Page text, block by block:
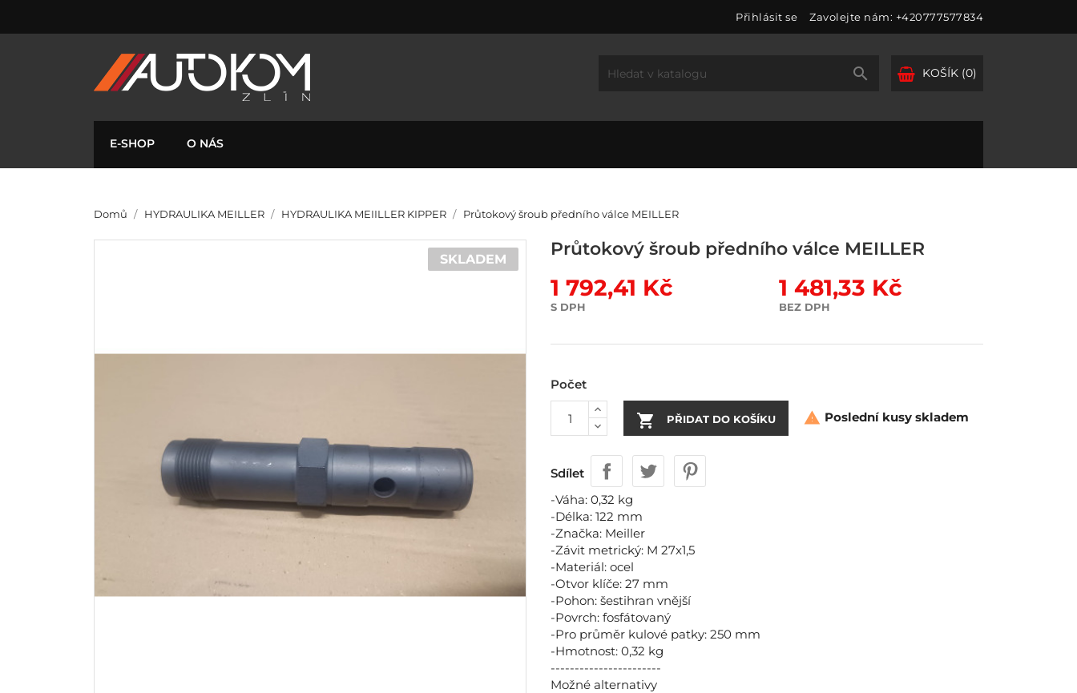
Přihlásit se Zavolejte nám: +420777577834
KOŠÍK (0)

E-SHOP O NÁS
Domů HYDRAULIKA MEILLER HYDRAULIKA MEIILLER KIPPER Průtokový šroub předního válce MEILLER
SKLADEM Průtokový šroub předního válce MEILLER
1 792,41 Kč
S DPH
1 481,33 Kč
BEZ DPH
Počet
 PŘIDAT DO KOŠÍKU  Poslední kusy skladem
Sdílet
-Váha: 0,32 kg
-Délka: 122 mm
-Značka: Meiller
-Závit metrický: M 27x1,5
-Materiál: ocel
-Otvor klíče: 27 mm
-Pohon: šestihran vnější
-Povrch: fosfátovaný
-Pro průměr kulové patky: 250 mm
-Hmotnost: 0,32 kg
-----------------------
Možné alternativy